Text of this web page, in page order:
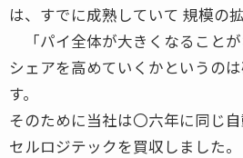
は、すでに成熟していて 規模の
「パイ全体が大きくなること
シェアを高めていくかというの
す。
そのために当社は〇六年に同じ
セルロジテックを買収しました。